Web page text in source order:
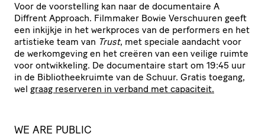
Voor de voorstelling kan naar de documentaire A
Diffrent Approach. Filmmaker Bowie Verschuuren geeft
een inkijkje in het werkproces van de performers en het
artistieke team van Trust, met speciale aandacht voor
de werkomgeving en het creëren van een veilige ruimte
voor ontwikkeling. De documentaire start om 19:45 uur
in de Bibliotheekruimte van de Schuur. Gratis toegang,
wel graag reserveren in verband met capaciteit.
WE ARE PUBLIC